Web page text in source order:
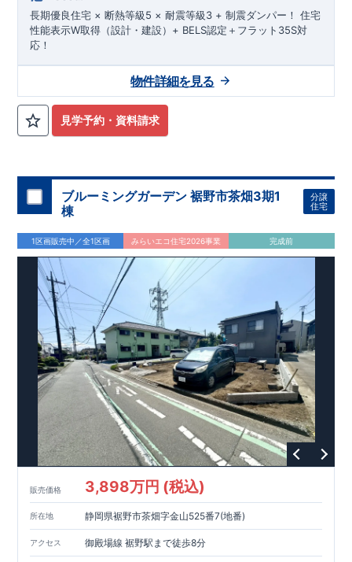
【 充実のアフターサポート 】
お引渡し後、最大4回の無料点検と最長60年保証。グループ会
社が責任を持って対応。
■‐■‐■‐■‐■‐■‐■‐■
まずはお気軽にお問合せください。
三島営業所直通: 0120-1081-15
■‐■‐■‐■‐■‐■‐■‐■
長期優良住宅 × 断熱等級5 × 耐震等級3 + 制震ダンパー！ 住宅
性能表示W取得（設計・建設）+ BELS認定＋フラット35S対
応！
見学予約・資料請求
物件詳細を見る
ブルーミングガーデン 裾野市茶畑3期1
棟
分譲
住宅
1区画販売中／全1区画 みらいエコ住宅2026事業 完成前
販売価格 3,898万円 (税込)
所在地 静岡県裾野市茶畑字金山525番7(地番)
アクセス 御殿場線 裾野駅まで徒歩8分